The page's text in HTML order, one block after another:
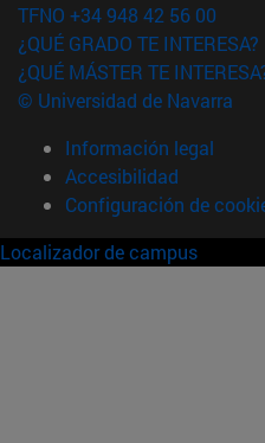
TFNO +34 948 42 56 00
¿QUÉ GRADO TE INTERESA?
¿QUÉ MÁSTER TE
© Universidad de Navarra
Información legal
Accesibilidad
Configuración de
Localizador de campus